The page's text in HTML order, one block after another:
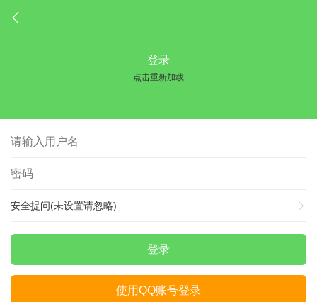
登录
点击重新加载
安全提问(未设置请忽略)
登录
使用QQ账号登录